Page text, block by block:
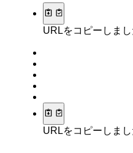
URLをコピーしまし
URLをコピーしまし